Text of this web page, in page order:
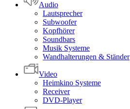
Audio
Lautsprecher
Subwoofer
Kopfhörer
Soundbars
Musik Systeme
Wandhalterungen & Ständer
Video
Heimkino Systeme
Receiver
DVD-Player